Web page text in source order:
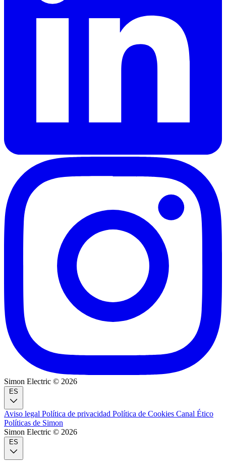
Simon Electric © 2026
Aviso legal Política de privacidad Política de Cookies Canal Ético
Políticas de Simon
Simon Electric © 2026